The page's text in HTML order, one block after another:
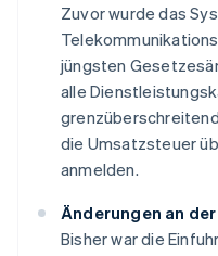
Zuvor wurde das
jüngsten
alle
die Umsatzsteuer
anmelden.
Änderungen an
Bisher war die